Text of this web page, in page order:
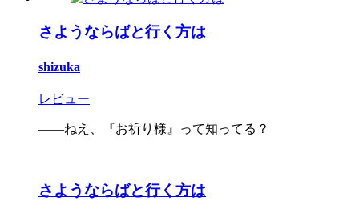
さようならばと行く方は
shizuka
レビュー
――ねえ、『お祈り様』って知ってる？
さようならばと行く方は